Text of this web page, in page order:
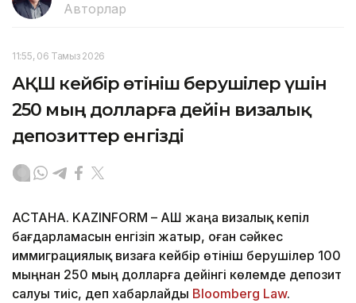
Авторлар
11:55, 06 Тамыз 2026
АҚШ кейбір өтініш берушілер үшін
250 мың долларға дейін визалық
депозиттер енгізді
АСТАНА. KAZINFORM – АҚШ жаңа визалық кепіл
бағдарламасын енгізіп жатыр, оған сәйкес
иммиграциялық визаға кейбір өтініш берушілер 100
мыңнан 250 мың долларға дейінгі көлемде депозит
салуы тиіс, деп хабарлайды Bloomberg Law.